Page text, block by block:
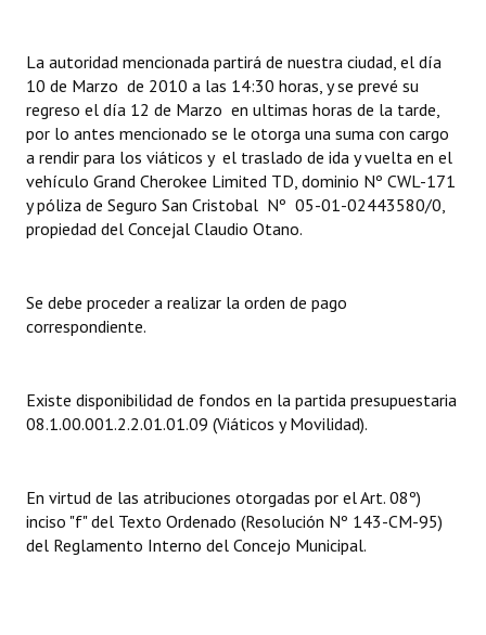
Resoluciones
Resoluciones de Presidencia
INSTITUCIONAL
Antiguos Pobladores
Registros y Distinciones
Premio al Mérito - Registro
Audiencias Públicas - Registro
Periodistas Decanos - Registro
La autoridad mencionada partirá de nuestra ciudad, el día
10 de Marzo de 2010 a las 14:30 horas, y se prevé su
regreso el día 12 de Marzo en ultimas horas de la tarde,
por lo antes mencionado se le otorga una suma con cargo
a rendir para los viáticos y el traslado de ida y vuelta en el
vehículo Grand Cherokee Limited TD, dominio Nº CWL-171
y póliza de Seguro San Cristobal Nº 05-01-02443580/0,
propiedad del Concejal Claudio Otano.
Se debe proceder a realizar la orden de pago
correspondiente.
Existe disponibilidad de fondos en la partida presupuestaria
08.1.00.001.2.2.01.01.09 (Viáticos y Movilidad).
En virtud de las atribuciones otorgadas por el Art. 08º)
inciso "f" del Texto Ordenado (Resolución Nº 143-CM-95)
del Reglamento Interno del Concejo Municipal.